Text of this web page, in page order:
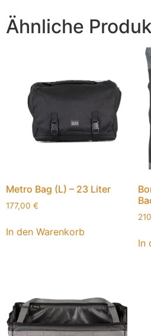
Ähnliche
Metro Bag (L) – 23 Liter
177,00 €
In den Warenkorb
In